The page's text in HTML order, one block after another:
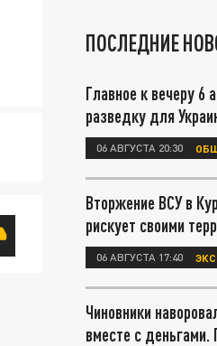
ПОСЛЕДНИЕ
Главное к вечеру 6
разведку для
06 АВГУСТА 20:30
Вторжение ВСУ в
рискует своими
06 АВГУСТА 17:40
Чиновники
вместе с деньгами.